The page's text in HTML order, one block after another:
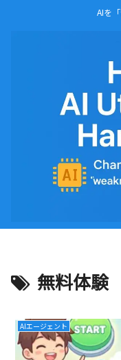
AIを
無料体験
AIエージェント